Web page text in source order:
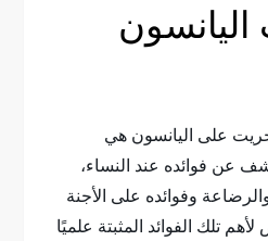
على اليانسون هي
عن فوائده عند النساء،
وفوائده على الأجنة
تلك الفوائد المثبتة علميًا